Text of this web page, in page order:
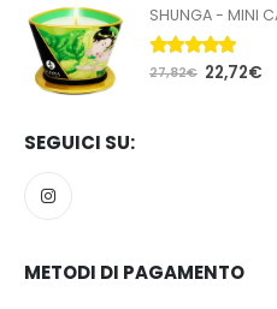
5.00Su 5
27,82€ 22,72€
SEGUICI SU:
METODI DI PAGAMENTO